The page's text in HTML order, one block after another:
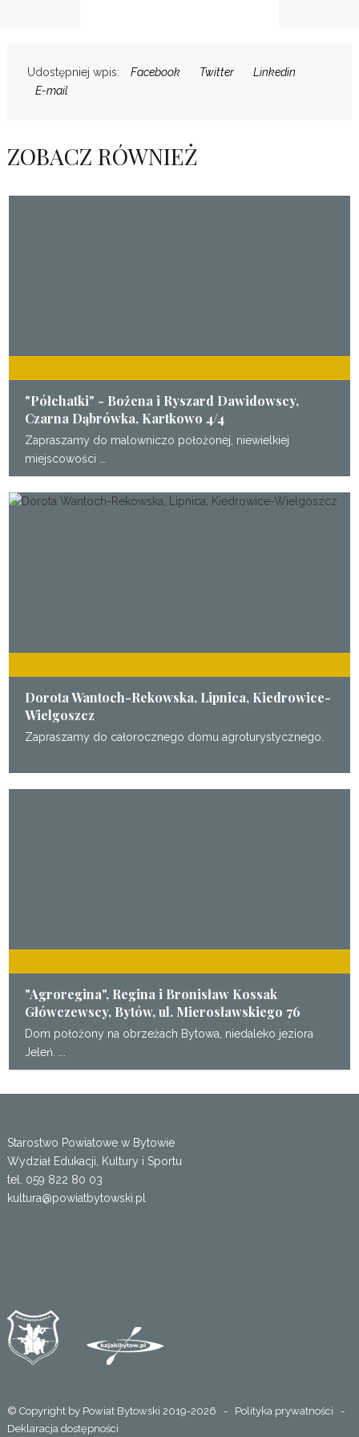
Udostępniej wpis: Facebook Twitter
Linkedin
E-mail
ZOBACZ RÓWNIEŻ
"Półchatki" - Bożena i Ryszard Dawidowscy,
Czarna Dąbrówka, Kartkowo 4/4
Zapraszamy do malowniczo położonej, niewielkiej
miejscowości ...
Dorota Wantoch-Rekowska, Lipnica, Kiedrowice-
Wielgoszcz
Zapraszamy do całorocznego domu agroturystycznego.
"Agroregina", Regina i Bronisław Kossak
Główczewscy, Bytów, ul. Mierosławskiego 76
Dom położony na obrzeżach Bytowa, niedaleko jeziora
Jeleń. ...
Starostwo Powiatowe w Bytowie
Wydział Edukacji, Kultury i Sportu
tel. 059 822 80 03
kultura@powiatbytowski.pl
© Copyright by Powiat Bytowski 2019-2026 - Polityka prywatności -
Deklaracja dostępności